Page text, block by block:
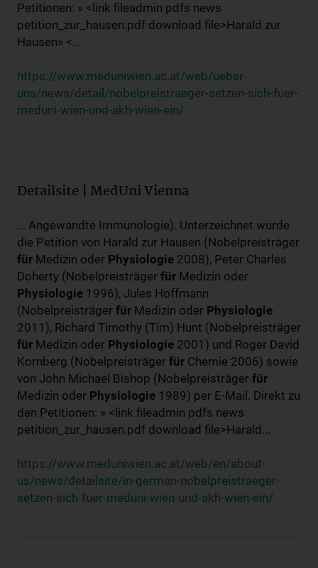
Petitionen: » <link fileadmin pdfs news
petition_zur_hausen.pdf download file>Harald zur
Hausen» <...
https://www.meduniwien.ac.at/web/ueber-
uns/news/detail/nobelpreistraeger-setzen-sich-fuer-
meduni-wien-und-akh-wien-ein/
Detailsite | MedUni Vienna
... Angewandte Immunologie). Unterzeichnet wurde
die Petition von Harald zur Hausen (Nobelpreisträger
für Medizin oder Physiologie 2008), Peter Charles
Doherty (Nobelpreisträger für Medizin oder
Physiologie 1996), Jules Hoffmann
(Nobelpreisträger für Medizin oder Physiologie
2011), Richard Timothy (Tim) Hunt (Nobelpreisträger
für Medizin oder Physiologie 2001) und Roger David
Kornberg (Nobelpreisträger für Chemie 2006) sowie
von John Michael Bishop (Nobelpreisträger für
Medizin oder Physiologie 1989) per E-Mail. Direkt zu
den Petitionen: » <link fileadmin pdfs news
petition_zur_hausen.pdf download file>Harald...
https://www.meduniwien.ac.at/web/en/about-
us/news/detailsite/in-german-nobelpreistraeger-
setzen-sich-fuer-meduni-wien-und-akh-wien-ein/